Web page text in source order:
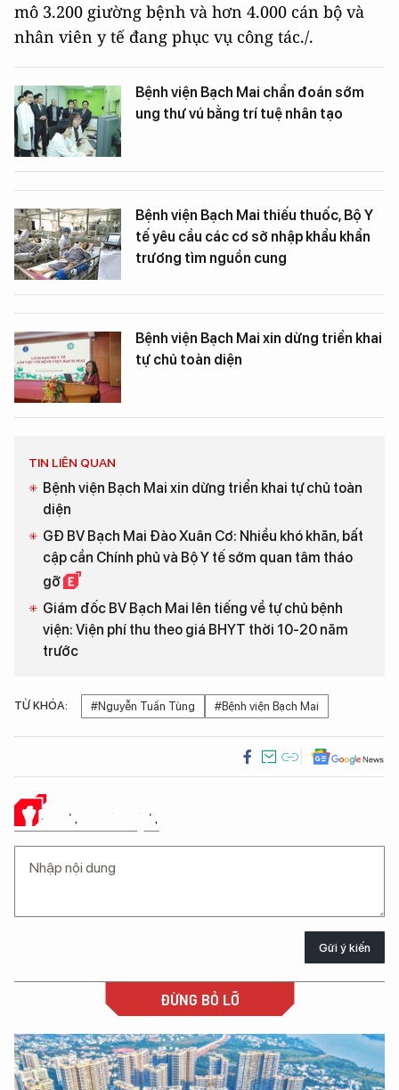
mô 3.200 giường bệnh và hơn 4.000 cán bộ và
nhân viên y tế đang phục vụ công tác./.
Bệnh viện Bạch Mai chẩn đoán sớm
ung thư vú bằng trí tuệ nhân tạo
Bệnh viện Bạch Mai thiếu thuốc, Bộ Y
tế yêu cầu các cơ sở nhập khẩu khẩn
trương tìm nguồn cung
Bệnh viện Bạch Mai xin dừng triển khai
tự chủ toàn diện
TIN LIÊN QUAN
Bệnh viện Bạch Mai xin dừng triển khai tự chủ toàn
diện
GĐ BV Bạch Mai Đào Xuân Cơ: Nhiều khó khăn, bất
cập cần Chính phủ và Bộ Y tế sớm quan tâm tháo
gỡ
Giám đốc BV Bạch Mai lên tiếng về tự chủ bệnh
viện: Viện phí thu theo giá BHYT thời 10-20 năm
trước
TỪ KHÓA: #Nguyễn Tuấn Tùng #Bệnh viện Bạch Mai
Ý KIẾN CỦA BẠN
Gửi ý kiến
ĐỪNG BỎ LỠ